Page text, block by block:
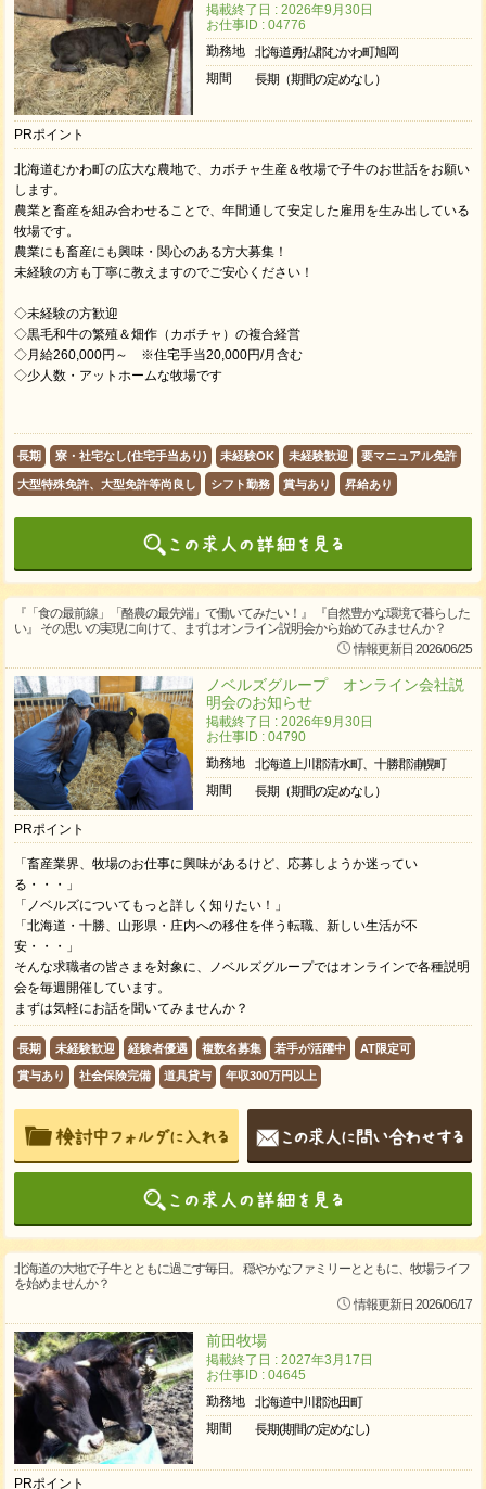
掲載終了日 : 2026年9月30日
お仕事ID : 04776
勤務地
北海道勇払郡むかわ町旭岡
期間
長期（期間の定めなし）
PRポイント
北海道むかわ町の広大な農地で、カボチャ生産＆牧場で子牛のお世話をお願い
します。
農業と畜産を組み合わせることで、年間通して安定した雇用を生み出している
牧場です。
農業にも畜産にも興味・関心のある方大募集！
未経験の方も丁寧に教えますのでご安心ください！
◇未経験の方歓迎
◇黒毛和牛の繁殖＆畑作（カボチャ）の複合経営
◇月給260,000円～ ※住宅手当20,000円/月含む
◇少人数・アットホームな牧場です
長期 寮・社宅なし(住宅手当あり) 未経験OK 未経験歓迎 要マニュアル免許
大型特殊免許、大型免許等尚良し シフト勤務 賞与あり 昇給あり
『「食の最前線」「酪農の最先端」で働いてみたい！』 『自然豊かな環境で暮らした
い』 その思いの実現に向けて、まずはオンライン説明会から始めてみませんか？
情報更新日 2026/06/25
ノベルズグループ オンライン会社説
明会のお知らせ
掲載終了日 : 2026年9月30日
お仕事ID : 04790
勤務地
北海道上川郡清水町、十勝郡浦幌町
期間
長期（期間の定めなし）
PRポイント
「畜産業界、牧場のお仕事に興味があるけど、応募しようか迷ってい
る・・・」
「ノベルズについてもっと詳しく知りたい！」
「北海道・十勝、山形県・庄内への移住を伴う転職、新しい生活が不
安・・・」
そんな求職者の皆さまを対象に、ノベルズグループではオンラインで各種説明
会を毎週開催しています。
まずは気軽にお話を聞いてみませんか？
長期 未経験歓迎 経験者優遇 複数名募集 若手が活躍中 AT限定可
賞与あり 社会保険完備 道具貸与 年収300万円以上
北海道の大地で子牛とともに過ごす毎日。 穏やかなファミリーとともに、牧場ライフ
を始めませんか？
情報更新日 2026/06/17
前田牧場
掲載終了日 : 2027年3月17日
お仕事ID : 04645
勤務地
北海道中川郡池田町
期間
長期(期間の定めなし)
PRポイント